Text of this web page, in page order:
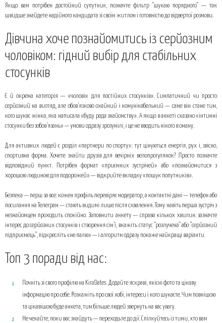
Якщо вам потрібен достойний супутник, позначте фільтр "шукаю порядного" — так
швидше знайдете надійного кандидата зі своїм житлом і готовністю до відвертої розмови.
Дівчина хоче познайомитись із серйозним
чоловіком: гідний вибір для стабільних
стосунків
Є й окрема категорія — «чоловік для постійних стосунків». Симпатичний чи просто
серйозний на вигляд, але обов’язково охайний і комунікабельний — саме він стане тим,
кого шукає жінка, яка написала «буду рада знайомству». А якщо в анкеті сказано «інтимні
стосунки без зобов’язань» — умови одразу зрозумілі, і це не вводить нікого в оману.
Для активних людей є розділ «партнери по спорту»: тут цінуються енергія, рух і, звісно,
спортивна форма. Хочете знайти друзів для вечірніх велопрогулянок? Просто позначте
відповідний пункт. Потрібен формат «приємних зустрічей» або «познайомитися з
хорошою людиною для подорожей» — відкрийте вкладку «пошук попутників».
Безпека — перш за все: кожен профіль перевіряє модератор, а контактні дані — телефон або
посилання на Телеграм — стають видимі лише після схвалення. Тому навіть перша зустріч з
незнайомцем проходить спокійно. Заповнити анкету — справа кількох хвилин: зазначте
інтерес до серйозних стосунків і створення сім’ї, вкажіть статус "розлучена" або "серйозний
підприємець", підкресліть «не палю» — і алгоритм одразу покаже найкращі варіанти.
Топ 3 поради від нас:
Почніть зі свого профілю на KiraDates. Додайте яскраві, якісні фото та цікаву
інформацію про себе. Розкажіть про свої хобі, інтереси і кого шукаєте. Чим повнішою
та цікавішою буде анкета, тим більше людей звернуть на вас увагу.
Не чекайте, поки вас знайдуть — переходьте до дії. Спілкуйтесь із тими, хто вам